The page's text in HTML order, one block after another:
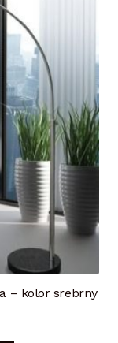
– kolor srebrny